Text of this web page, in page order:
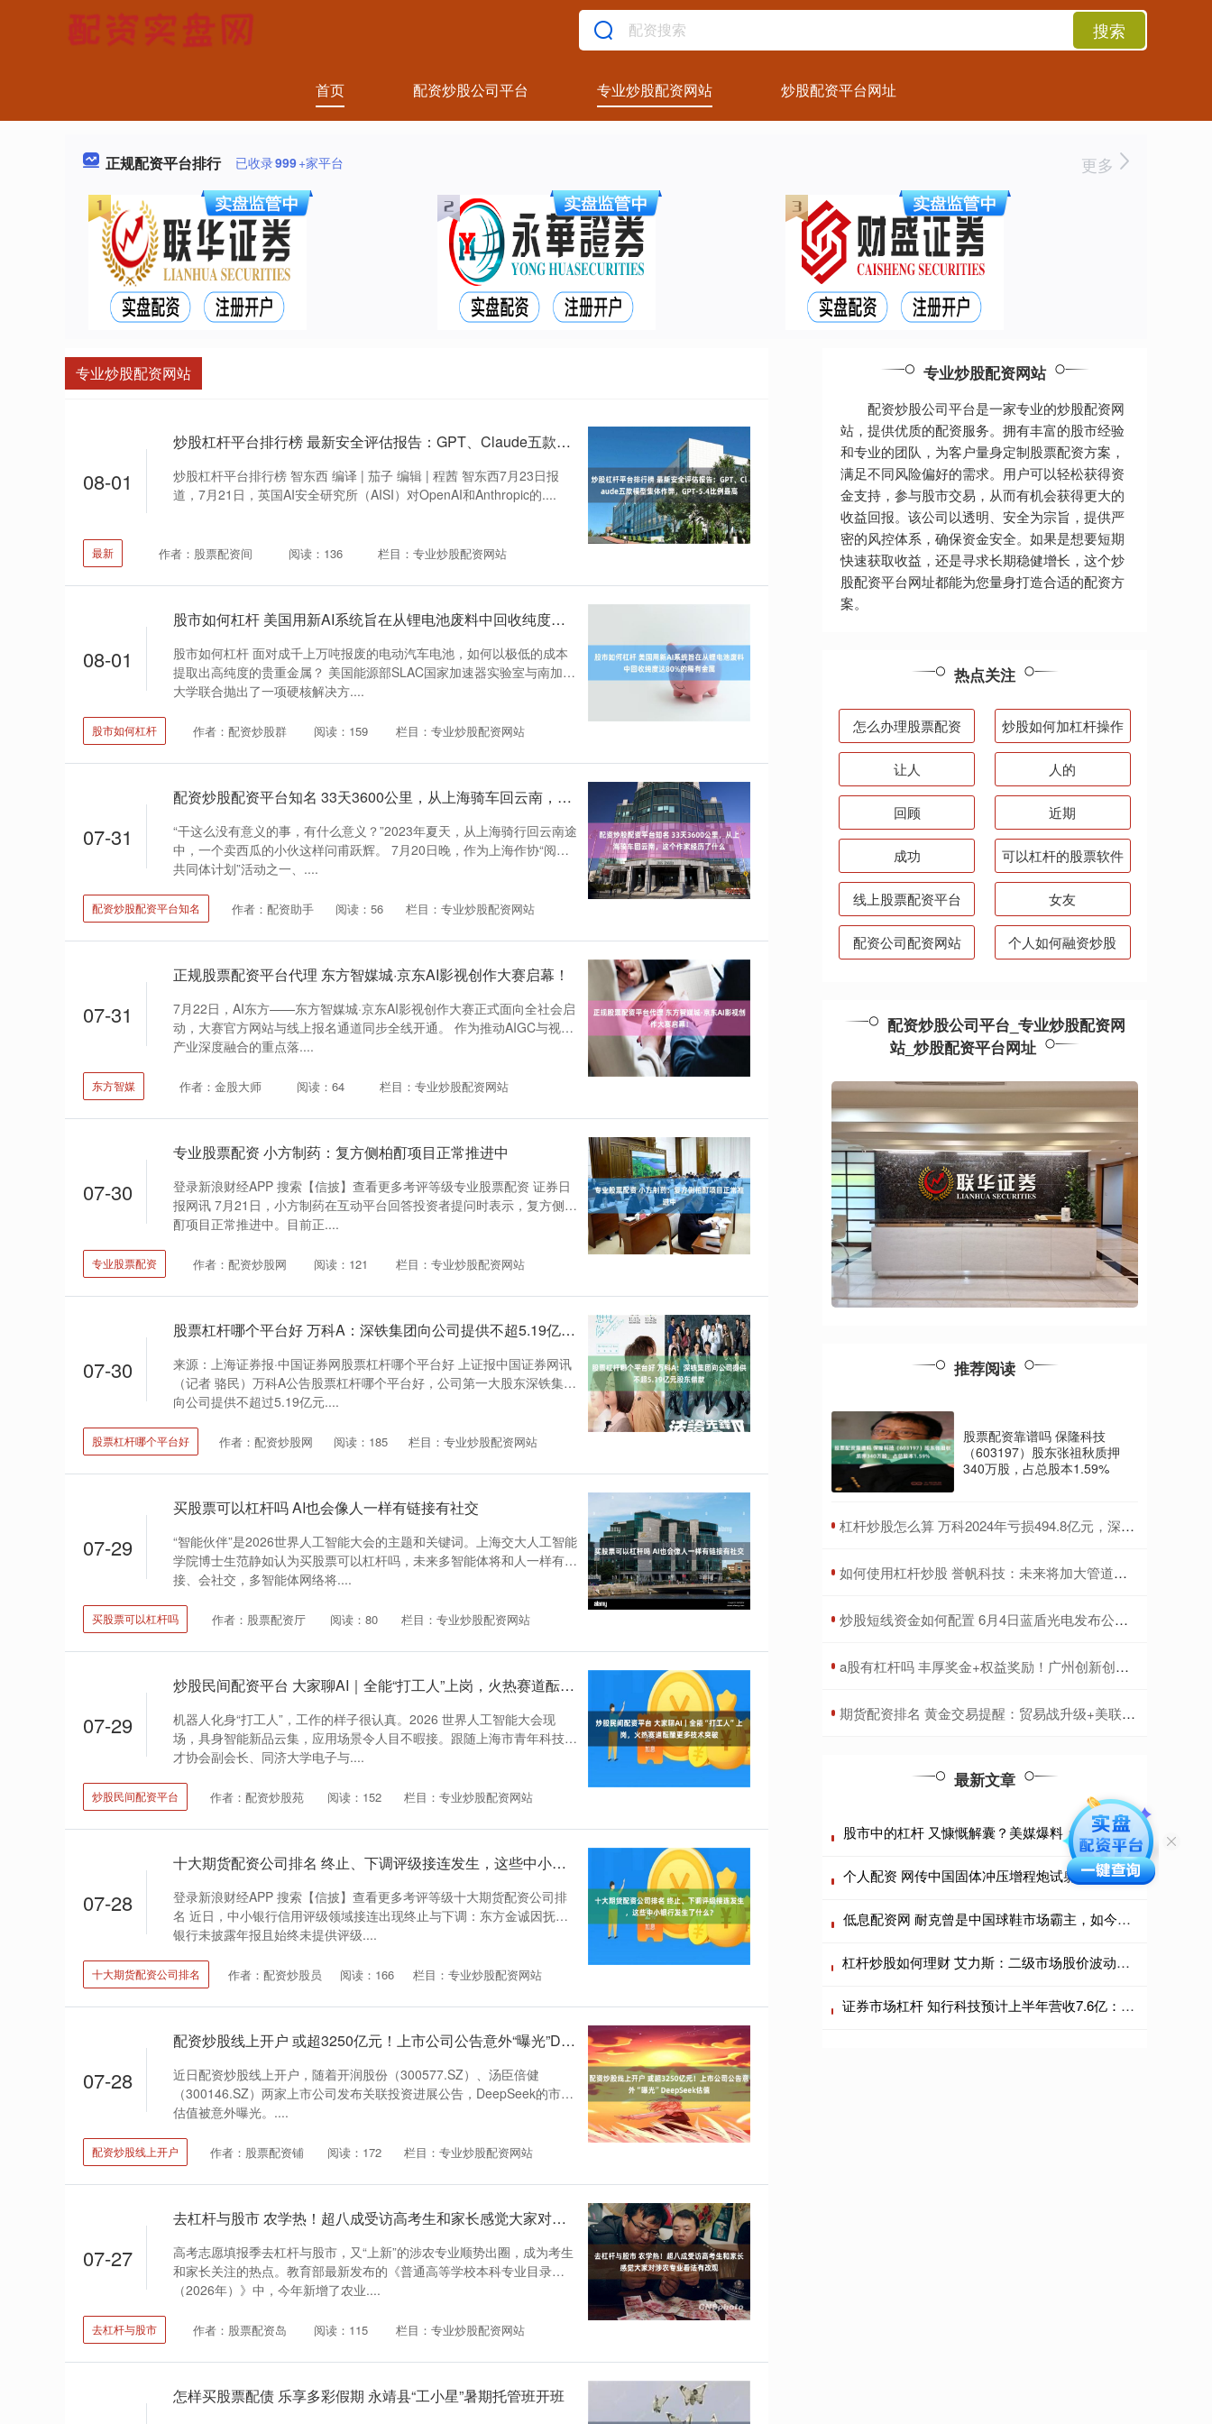
搜索
首页 配资炒股公司平台 专业炒股配资网站 炒股配资平台网址
正规配资平台排行 已收录999+家平台 更多
专业炒股配资网站
08-01
炒股杠杆平台排行榜 最新安全评估报告：GPT、Claude五款模型集体作弊，GPT-5.4比例最高
炒股杠杆平台排行榜 智东西 编译 | 茄子 编辑 | 程茜 智东西7月23日报
道，7月21日，英国AI安全研究所（AISI）对OpenAI和Anthropic的....
最新 作者：股票配资间 阅读：136 栏目：专业炒股配资网站
08-01
股市如何杠杆 美国用新AI系统旨在从锂电池废料中回收纯度达80%的稀有金属
股市如何杠杆 面对成千上万吨报废的电动汽车电池，如何以极低的成本
提取出高纯度的贵重金属？ 美国能源部SLAC国家加速器实验室与南加州
大学联合抛出了一项硬核解决方....
股市如何杠杆 作者：配资炒股群 阅读：159 栏目：专业炒股配资网站
07-31
配资炒股配资平台知名 33天3600公里，从上海骑车回云南，这个作家经历了什么
“干这么没有意义的事，有什么意义？”2023年夏天，从上海骑行回云南途
中，一个卖西瓜的小伙这样问甫跃辉。 7月20日晚，作为上海作协“阅读
共同体计划”活动之一、....
配资炒股配资平台知名 作者：配资助手 阅读：56 栏目：专业炒股配资网站
07-31
正规股票配资平台代理 东方智媒城·京东AI影视创作大赛启幕！
7月22日，AI东方——东方智媒城·京东AI影视创作大赛正式面向全社会启
动，大赛官方网站与线上报名通道同步全线开通。 作为推动AIGC与视听
产业深度融合的重点落....
东方智媒 作者：金股大师 阅读：64 栏目：专业炒股配资网站
07-30
专业股票配资 小方制药：复方侧柏酊项目正常推进中
登录新浪财经APP 搜索【信披】查看更多考评等级专业股票配资 证券日
报网讯 7月21日，小方制药在互动平台回答投资者提问时表示，复方侧柏
酊项目正常推进中。目前正....
专业股票配资 作者：配资炒股网 阅读：121 栏目：专业炒股配资网站
07-30
股票杠杆哪个平台好 万科A：深铁集团向公司提供不超5.19亿元股东借款
来源：上海证券报·中国证券网股票杠杆哪个平台好 上证报中国证券网讯
（记者 骆民）万科A公告股票杠杆哪个平台好，公司第一大股东深铁集团
向公司提供不超过5.19亿元....
股票杠杆哪个平台好 作者：配资炒股网 阅读：185 栏目：专业炒股配资网站
07-29
买股票可以杠杆吗 AI也会像人一样有链接有社交
“智能伙伴”是2026世界人工智能大会的主题和关键词。上海交大人工智能
学院博士生范静如认为买股票可以杠杆吗，未来多智能体将和人一样有链
接、会社交，多智能体网络将....
买股票可以杠杆吗 作者：股票配资厅 阅读：80 栏目：专业炒股配资网站
07-29
炒股民间配资平台 大家聊AI｜全能“打工人”上岗，火热赛道酝酿更多技术突破
机器人化身“打工人”，工作的样子很认真。2026 世界人工智能大会现
场，具身智能新品云集，应用场景令人目不暇接。跟随上海市青年科技人
才协会副会长、同济大学电子与....
炒股民间配资平台 作者：配资炒股苑 阅读：152 栏目：专业炒股配资网站
07-28
十大期货配资公司排名 终止、下调评级接连发生，这些中小银行发生了什么？
登录新浪财经APP 搜索【信披】查看更多考评等级十大期货配资公司排
名 近日，中小银行信用评级领域接连出现终止与下调：东方金诚因抚顺
银行未披露年报且始终未提供评级....
十大期货配资公司排名 作者：配资炒股员 阅读：166 栏目：专业炒股配资网站
07-28
配资炒股线上开户 或超3250亿元！上市公司公告意外“曝光”DeepSeek估值
近日配资炒股线上开户，随着开润股份（300577.SZ）、汤臣倍健
（300146.SZ）两家上市公司发布关联投资进展公告，DeepSeek的市场
估值被意外曝光。....
配资炒股线上开户 作者：股票配资铺 阅读：172 栏目：专业炒股配资网站
07-27
去杠杆与股市 农学热！超八成受访高考生和家长感觉大家对涉农专业看法有改观
高考志愿填报季去杠杆与股市，又“上新”的涉农专业顺势出圈，成为考生
和家长关注的热点。教育部最新发布的《普通高等学校本科专业目录
（2026年）》中，今年新增了农业....
去杠杆与股市 作者：股票配资岛 阅读：115 栏目：专业炒股配资网站
怎样买股票配债 乐享多彩假期 永靖县“工小星”暑期托管班开班
专业炒股配资网站
配资炒股公司平台是一家专业的炒股配资网
站，提供优质的配资服务。拥有丰富的股市经验
和专业的团队，为客户量身定制股票配资方案，
满足不同风险偏好的需求。用户可以轻松获得资
金支持，参与股市交易，从而有机会获得更大的
收益回报。该公司以透明、安全为宗旨，提供严
密的风控体系，确保资金安全。如果是想要短期
快速获取收益，还是寻求长期稳健增长，这个炒
股配资平台网址都能为您量身打造合适的配资方
案。
热点关注
怎么办理股票配资 炒股如何加杠杆操作
让人 人的
回顾 近期
成功 可以杠杆的股票软件
线上股票配资平台 女友
配资公司配资网站 个人如何融资炒股
配资炒股公司平台_专业炒股配资网
站_炒股配资平台网址
推荐阅读
股票配资靠谱吗 保隆科技
（603197）股东张祖秋质押
340万股，占总股本1.59%
​杠杆炒股怎么算 万科2024年亏损494.8亿元，深铁集团提供70亿元借款支持偿债
​如何使用杠杆炒股 誉帆科技：未来将加大管道检测及专项调查相关的研发项目投入
​炒股短线资金如何配置 6月4日蓝盾光电发布公告，股东减持195.85万股
​a股有杠杆吗 丰厚奖金+权益奖励！广州创新创业大赛港澳台赛启动报名
​期货配资排名 黄金交易提醒：贸易战升级+美联储“放水”信号，金价继续“高歌猛进”，2026年直奔5000美元？
最新文章
股市中的杠杆 又慷慨解囊？美媒爆料：马斯克计划斥巨资助力共和党中期选举
个人配资 网传中国固体冲压增程炮试射成功，一炮打150公里，真的假的？
低息配资网 耐克曾是中国球鞋市场霸主，如今销售额下滑 30%
杠杆炒股如何理财 艾力斯：二级市场股价波动受宏观经济、行业政策、市场情绪等多重因素影响
证券市场杠杆 知行科技预计上半年营收7.6亿：亏5388万 市值8亿 总裁蒋京芳离职